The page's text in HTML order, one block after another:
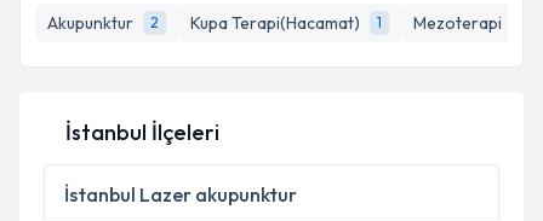
Akupunktur
2 Kupa Terapi(Hacamat) 1 Mezoterapi
E-posta Adresiniz
Kişisel verilerimin işlenmesine ilişkinAydınlatma
Metni
'ni okudum ve kişisel verilerimin belirtilen
kapsamda işlenmesini kabul ediyorum.
İstanbul İlçeleri
İstanbul Lazer akupunktur